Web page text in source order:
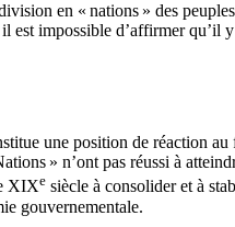
en « nations » des
impossible d’affirmer qu’il
une position de réaction
» n’ont pas réussi à
XIXe siècle à consolider et à
gouvernementale.